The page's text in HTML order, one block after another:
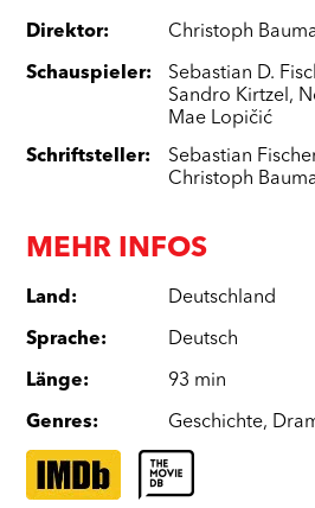
Direktor: Christoph
Schauspieler: Sebastian D.
Sandro Kirtzel,
Mae Lopičić
Schriftsteller: Sebastian
Christoph
MEHR INFOS
Land: Deutschland
Sprache: Deutsch
Länge: 93 min
Genres: Geschichte,